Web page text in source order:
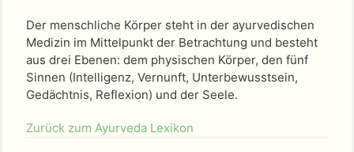
Der menschliche Körper steht in der ayurvedischen
Medizin im Mittelpunkt der Betrachtung und besteht
aus drei Ebenen: dem physischen Körper, den fünf
Sinnen (Intelligenz, Vernunft, Unterbewusstsein,
Gedächtnis, Reflexion) und der Seele.
Zurück zum Ayurveda Lexikon